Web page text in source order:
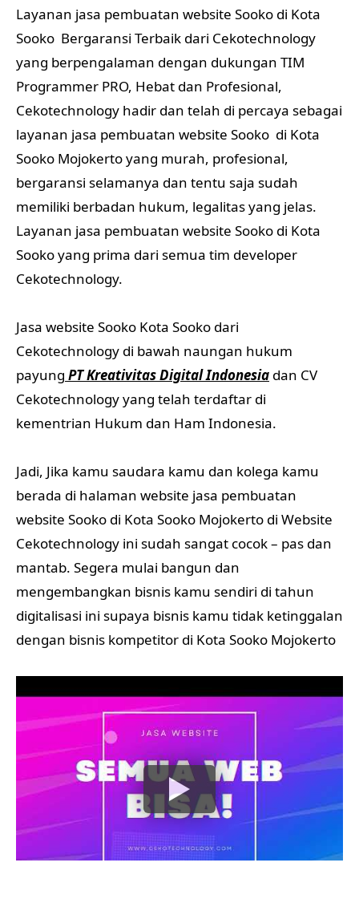
Layanan jasa pembuatan website Sooko di Kota
Sooko Bergaransi Terbaik dari Cekotechnology
yang berpengalaman dengan dukungan TIM
Programmer PRO, Hebat dan Profesional,
Cekotechnology hadir dan telah di percaya sebagai
layanan jasa pembuatan website Sooko di Kota
Sooko Mojokerto yang murah, profesional,
bergaransi selamanya dan tentu saja sudah
memiliki berbadan hukum, legalitas yang jelas.
Layanan jasa pembuatan website Sooko di Kota
Sooko yang prima dari semua tim developer
Cekotechnology.
Jasa website Sooko Kota Sooko dari
Cekotechnology di bawah naungan hukum
payung PT Kreativitas Digital Indonesia dan CV
Cekotechnology yang telah terdaftar di
kementrian Hukum dan Ham Indonesia.
Jadi, Jika kamu saudara kamu dan kolega kamu
berada di halaman website jasa pembuatan
website Sooko di Kota Sooko Mojokerto di Website
Cekotechnology ini sudah sangat cocok – pas dan
mantab. Segera mulai bangun dan
mengembangkan bisnis kamu sendiri di tahun
digitalisasi ini supaya bisnis kamu tidak ketinggalan
dengan bisnis kompetitor di Kota Sooko Mojokerto